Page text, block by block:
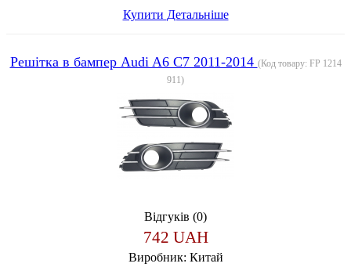
Купити Детальніше
Решітка в бампер Audi A6 C7 2011-2014 (Код товару: FP 1214
911)
Відгуків (0)
742 UAH
Виробник: Китай